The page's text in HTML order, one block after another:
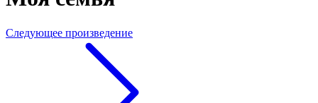
Следующее произведение